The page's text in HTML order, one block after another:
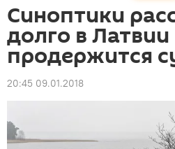
Синоптики
долго в Латвии
продержится
20:45 09.01.2018